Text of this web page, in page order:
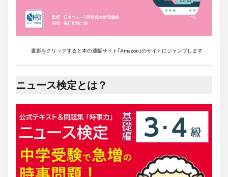
書影をクリックすると本の通販サイト｢Amazon｣のサイトにジャンプします
ニュース検定とは？